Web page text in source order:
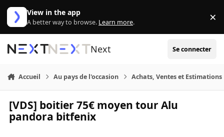
Aller au contenu
View in the app
A better way to browse. Learn more. ×
Next Se connecter
Accueil Au pays de l'occasion Achats, Ventes et Estimations
[VDS] boitier 75€ moyen tour Alu
pandora bitfenix